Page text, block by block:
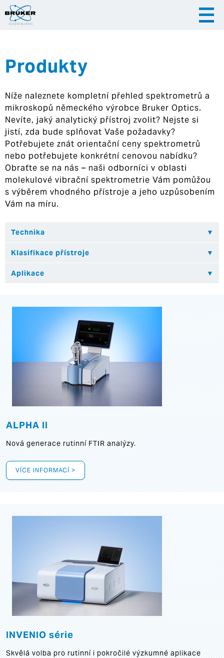
|
Hrvatska
Produkty
Níže naleznete kompletní přehled spektrometrů a
mikroskopů německého výrobce Bruker Optics.
Nevíte, jaký analytický přístroj zvolit? Nejste si
jistí, zda bude splňovat Vaše požadavky?
Potřebujete znát orientační ceny spektrometrů
nebo potřebujete konkrétní cenovou nabídku?
Obraťte se na nás – naši odborníci v oblasti
molekulové vibrační spektrometrie Vám pomůžou
s výběrem vhodného přístroje a jeho uzpůsobením
Vám na míru.
ALPHA II
Nová generace rutinní FTIR analýzy.
VÍCE INFORMACÍ >
INVENIO série
Skvělá volba pro rutinní i pokročilé výzkumné aplikace